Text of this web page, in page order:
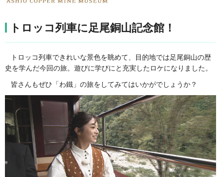
トロッコ列車に足尾銅山記念館！
トロッコ列車できれいな景色を眺めて、目的地では足尾銅山の歴
史を学んだ今回の旅。遊びに学びにと充実したロケになりました。
皆さんもぜひ「わ鐵」の旅をしてみてはいかがでしょうか？